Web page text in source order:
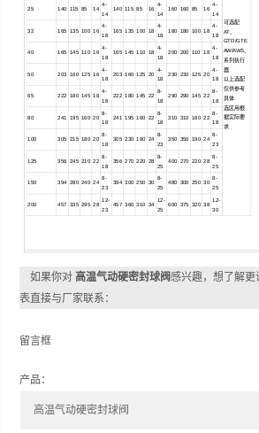
可选配
AT、
GTD/GTE
AW/AWS、
系列执行
器
以上选配
仅供参考
具体
选区用根
据实际要
求
25 140 115 85 14
4-
14
140 115 85 16
4-
14
160 160 85 16
4-
14
32 165 135 100 16
4-
18
165 135 100 18
4-
18
180 180 100 18
4-
18
40 165 145 110 16
4-
18
165 145 110 18
4-
18
200 200 110 18
4-
18
50 203 160 125 16
4-
18
203 160 125 20
4-
18
230 230 125 20
4-
18
65 222 180 145 18
4-
18
222 180 145 22
8-
18
290 290 145 22
8-
18
80 241 195 160 20
8-
18
241 195 160 22
8-
18
310 310 160 22
8-
18
100 305 215 180 20
8-
18
305 230 190 24
8-
23
350 350 190 24
8-
23
125 356 245 210 22
8-
18
356 270 220 28
8-
25
400 270 220 28
8-
25
150 394 280 240 24
8-
23
394 300 250 30
8-
25
480 300 250 30
8-
25
200 457 335 295 28
12-
23
457 360 310 34
12-
25
600 375 320 38
12-
30
如果你对高温气动硬密封球阀感兴趣，想了解
表直接与厂家联系：
留言框
产品：